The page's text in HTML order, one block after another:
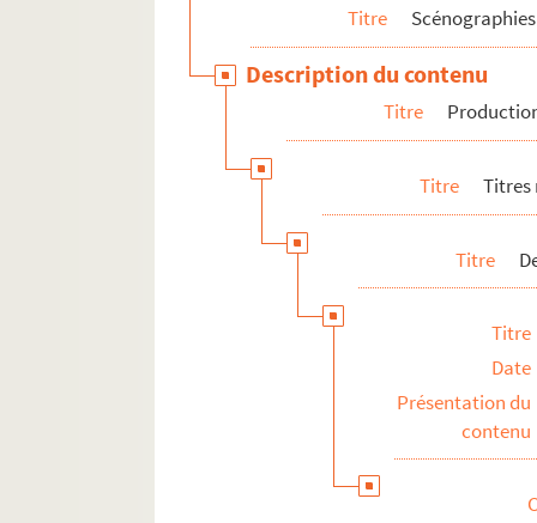
Titre
Description du contenu
Titre
Titre Titres
Titre
Titre
Date
Présentation du
contenu